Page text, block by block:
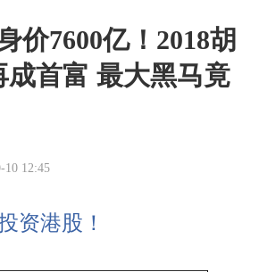
价7600亿！2018胡
成首富 最大黑马竟
10 12:45
资港股！